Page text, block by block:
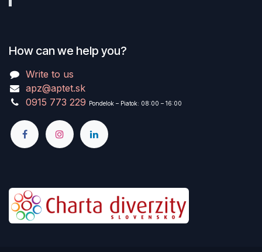
How can we help you?
Write to us
apz@aptet.sk
0915 773 229 Pondelok – Piatok: 08:00 – 16:00